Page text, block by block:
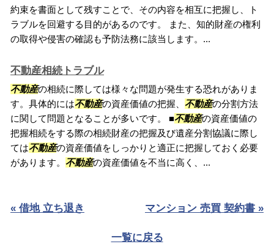
約束を書面として残すことで、その内容を相互に把握し、ト
ラブルを回避する目的があるのです。 また、知的財産の権利
の取得や侵害の確認も予防法務に該当します。...
不動産相続トラブル
不動産の相続に際しては様々な問題が発生する恐れがありま
す。具体的には不動産の資産価値の把握、 不動産の分割方法
に関して問題となることが多いです。 ■不動産の資産価値の
把握相続をする際の相続財産の把握及び遺産分割協議に際し
ては不動産の資産価値をしっかりと適正に把握しておく必要
があります。 不動産の資産価値を不当に高く、...
« 借地 立ち退き マンション 売買 契約書 »
一覧に戻る